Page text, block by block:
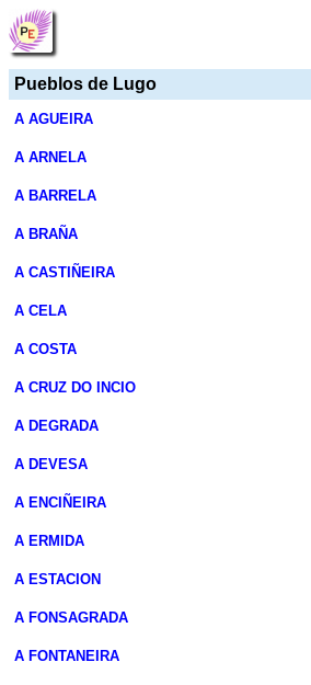
Pueblos de Lugo
A AGUEIRA
A ARNELA
A BARRELA
A BRAÑA
A CASTIÑEIRA
A CELA
A COSTA
A CRUZ DO INCIO
A DEGRADA
A DEVESA
A ENCIÑEIRA
A ERMIDA
A ESTACION
A FONSAGRADA
A FONTANEIRA